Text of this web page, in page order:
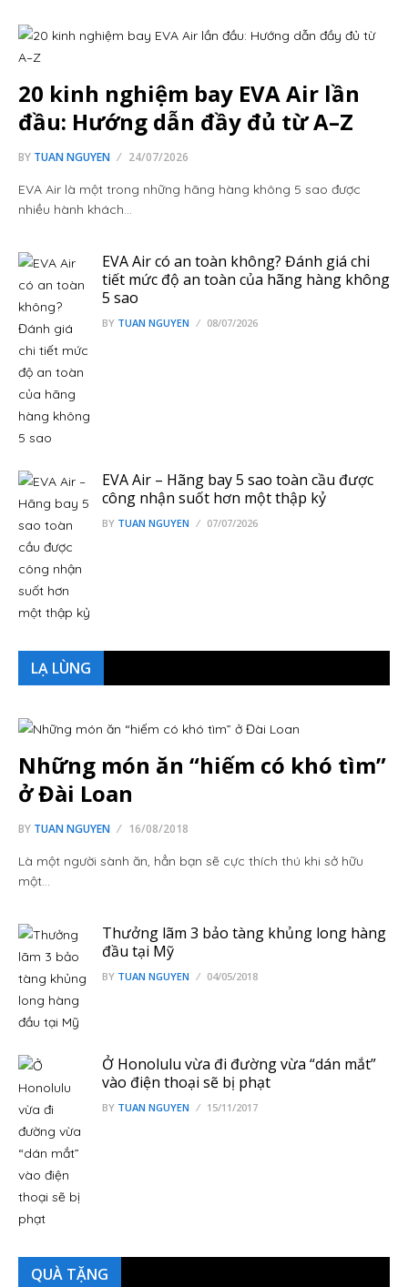
20 kinh nghiệm bay EVA Air lần
đầu: Hướng dẫn đầy đủ từ A–Z
BY TUAN NGUYEN 24/07/2026
EVA Air là một trong những hãng hàng không 5 sao được
nhiều hành khách…
EVA Air có an toàn không? Đánh giá chi
tiết mức độ an toàn của hãng hàng không
5 sao
BY TUAN NGUYEN 08/07/2026
EVA Air – Hãng bay 5 sao toàn cầu được
công nhận suốt hơn một thập kỷ
BY TUAN NGUYEN 07/07/2026
LẠ LÙNG
Những món ăn “hiếm có khó tìm”
ở Đài Loan
BY TUAN NGUYEN 16/08/2018
Là một người sành ăn, hẳn bạn sẽ cực thích thú khi sở hữu
một…
Thưởng lãm 3 bảo tàng khủng long hàng
đầu tại Mỹ
BY TUAN NGUYEN 04/05/2018
Ở Honolulu vừa đi đường vừa “dán mắt”
vào điện thoại sẽ bị phạt
BY TUAN NGUYEN 15/11/2017
QUÀ TẶNG